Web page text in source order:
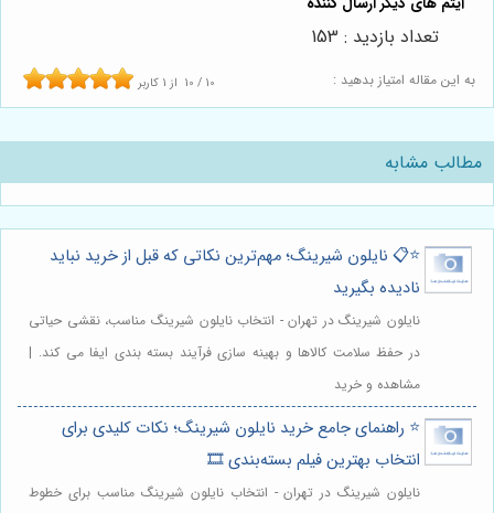
به این مقاله امتیاز بدهید : 10 / 10 از1 کاربر
تعداد بازدید : 153
مطالب مشابه
⭐️📋 نایلون شیرینگ؛ مهم‌ترین نکاتی که قبل از خرید نباید
نادیده بگیرید
نایلون شیرینگ در تهران - انتخاب نایلون شیرینگ مناسب، نقشی حیاتی
در حفظ سلامت کالاها و بهینه سازی فرآیند بسته بندی ایفا می کند. |
مشاهده و خرید
⭐️ راهنمای جامع خرید نایلون شیرینگ؛ نکات کلیدی برای
انتخاب بهترین فیلم بسته‌بندی 🎞️
نایلون شیرینگ در تهران - انتخاب نایلون شیرینگ مناسب برای خطوط